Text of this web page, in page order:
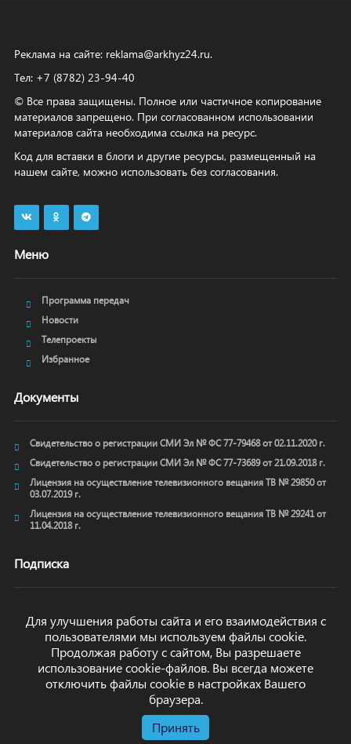
Реклама на сайте: reklama@arkhyz24.ru.
Тел: +7 (8782) 23‑94‑40
© Все права защищены. Полное или частичное копирование
материалов запрещено. При согласованном использовании
материалов сайта необходима ссылка на ресурс.
Код для вставки в блоги и другие ресурсы, размещенный на
нашем сайте, можно использовать без согласования.
Меню
Программа передач
Новости
Телепроекты
Избранное
Документы
Свидетельство о регистрации СМИ Эл № ФС 77-79468 от 02.11.2020 г.
Свидетельство о регистрации СМИ Эл № ФС 77-73689 от 21.09.2018 г.
Лицензия на осуществление телевизионного вещания ТВ № 29850 от
03.07.2019 г.
Лицензия на осуществление телевизионного вещания ТВ № 29241 от
11.04.2018 г.
Подписка
ОТПРАВИТЬ
. Все права защищены.
Для улучшения работы сайта и его взаимодействия с
пользователями мы используем файлы cookie.
Продолжая работу с сайтом, Вы разрешаете
использование cookie-файлов. Вы всегда можете
отключить файлы cookie в настройках Вашего
браузера.
Принять